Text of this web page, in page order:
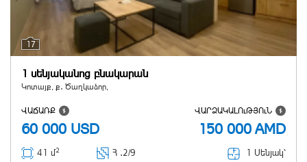
17
1 սենյականոց բնակարան
Կոտայք, ք․ Ծաղկաձոր,
ՎԱՃԱՌՔ
60 000 USD
ՎԱՐՁԱԿԱԼՈւԹՅՈւՆ
150 000 AMD
41 մ2 Հ ․2/9 1 Սենյակ՝